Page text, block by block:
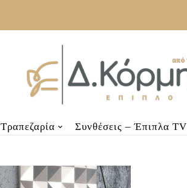
Τραπεζαρία Συνθέσεις – Έπιπλα TV